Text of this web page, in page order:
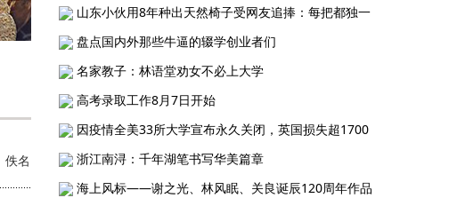
佚名
山东小伙用8年种出天然椅子受网友追捧：每把都独一
盘点国内外那些牛逼的辍学创业者们
名家教子：林语堂劝女不必上大学
高考录取工作8月7日开始
因疫情全美33所大学宣布永久关闭，英国损失超1700
浙江南浔：千年湖笔书写华美篇章
海上风标——谢之光、林风眠、关良诞辰120周年作品